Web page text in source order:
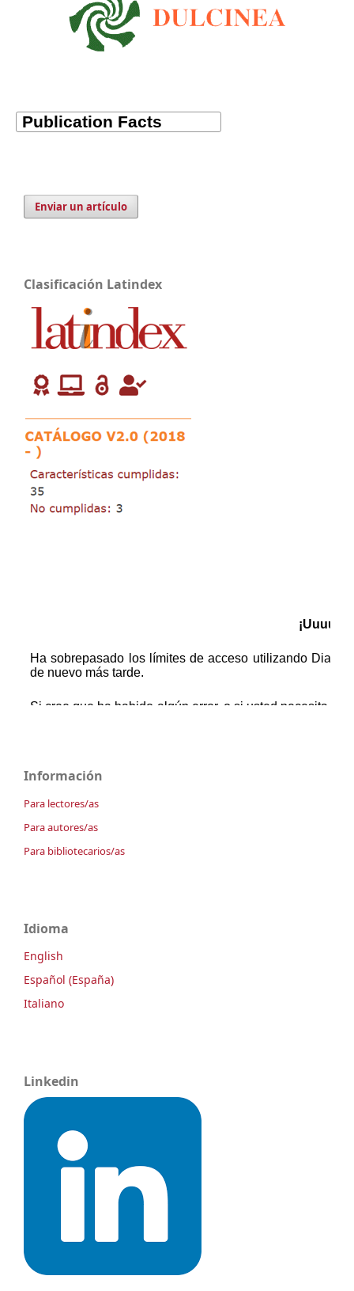
Enviar un artículo
Clasificación Latindex
Información
Para lectores/as
Para autores/as
Para bibliotecarios/as
Idioma
English
Español (España)
Italiano
Linkedin